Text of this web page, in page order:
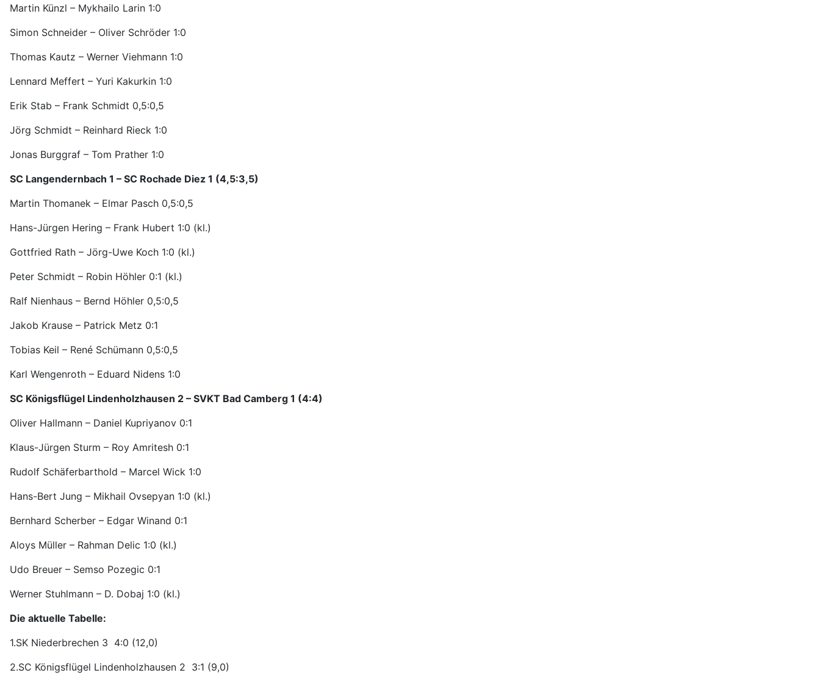
Martin Künzl – Mykhailo Larin 1:0
Simon Schneider – Oliver Schröder 1:0
Thomas Kautz – Werner Viehmann 1:0
Lennard Meffert – Yuri Kakurkin 1:0
Erik Stab – Frank Schmidt 0,5:0,5
Jörg Schmidt – Reinhard Rieck 1:0
Jonas Burggraf – Tom Prather 1:0
SC Langendernbach 1 – SC Rochade Diez 1 (4,5:3,5)
Martin Thomanek – Elmar Pasch 0,5:0,5
Hans-Jürgen Hering – Frank Hubert 1:0 (kl.)
Gottfried Rath – Jörg-Uwe Koch 1:0 (kl.)
Peter Schmidt – Robin Höhler 0:1 (kl.)
Ralf Nienhaus – Bernd Höhler 0,5:0,5
Jakob Krause – Patrick Metz 0:1
Tobias Keil – René Schümann 0,5:0,5
Karl Wengenroth – Eduard Nidens 1:0
SC Königsflügel Lindenholzhausen 2 – SVKT Bad Camberg 1 (4:4)
Oliver Hallmann – Daniel Kupriyanov 0:1
Klaus-Jürgen Sturm – Roy Amritesh 0:1
Rudolf Schäferbarthold – Marcel Wick 1:0
Hans-Bert Jung – Mikhail Ovsepyan 1:0 (kl.)
Bernhard Scherber – Edgar Winand 0:1
Aloys Müller – Rahman Delic 1:0 (kl.)
Udo Breuer – Semso Pozegic 0:1
Werner Stuhlmann – D. Dobaj 1:0 (kl.)
Die aktuelle Tabelle:
1.SK Niederbrechen 3 4:0 (12,0)
2.SC Königsflügel Lindenholzhausen 2 3:1 (9,0)